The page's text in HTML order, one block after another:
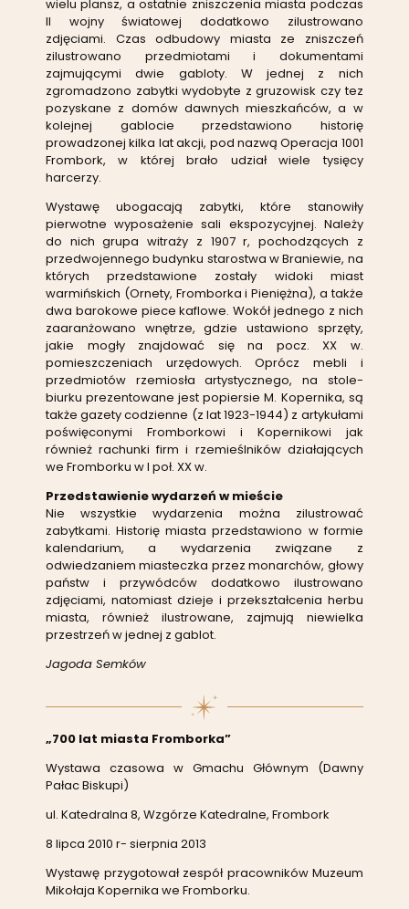
wielu plansz, a ostatnie zniszczenia miasta podczas
II wojny światowej dodatkowo zilustrowano
zdjęciami. Czas odbudowy miasta ze zniszczeń
zilustrowano przedmiotami i dokumentami
zajmującymi dwie gabloty. W jednej z nich
zgromadzono zabytki wydobyte z gruzowisk czy tez
pozyskane z domów dawnych mieszkańców, a w
kolejnej gablocie przedstawiono historię
prowadzonej kilka lat akcji, pod nazwą Operacja 1001
Frombork, w której brało udział wiele tysięcy
harcerzy.
Wystawę ubogacają zabytki, które stanowiły
pierwotne wyposażenie sali ekspozycyjnej. Należy
do nich grupa witraży z 1907 r, pochodzących z
przedwojennego budynku starostwa w Braniewie, na
których przedstawione zostały widoki miast
warmińskich (Ornety, Fromborka i Pieniężna), a także
dwa barokowe piece kaflowe. Wokół jednego z nich
zaaranżowano wnętrze, gdzie ustawiono sprzęty,
jakie mogły znajdować się na pocz. XX w.
pomieszczeniach urzędowych. Oprócz mebli i
przedmiotów rzemiosła artystycznego, na stole-
biurku prezentowane jest popiersie M. Kopernika, są
także gazety codzienne (z lat 1923-1944) z artykułami
poświęconymi Fromborkowi i Kopernikowi jak
również rachunki firm i rzemieślników działających
we Fromborku w I poł. XX w.
Przedstawienie wydarzeń w mieście
Nie wszystkie wydarzenia można zilustrować
zabytkami. Historię miasta przedstawiono w formie
kalendarium, a wydarzenia związane z
odwiedzaniem miasteczka przez monarchów, głowy
państw i przywódców dodatkowo ilustrowano
zdjęciami, natomiast dzieje i przekształcenia herbu
miasta, również ilustrowane, zajmują niewielka
przestrzeń w jednej z gablot.
Jagoda Semków
„700 lat miasta Fromborka”
Wystawa czasowa w Gmachu Głównym (Dawny
Pałac Biskupi)
ul. Katedralna 8, Wzgórze Katedralne, Frombork
8 lipca 2010 r- sierpnia 2013
Wystawę przygotował zespół pracowników Muzeum
Mikołaja Kopernika we Fromborku.